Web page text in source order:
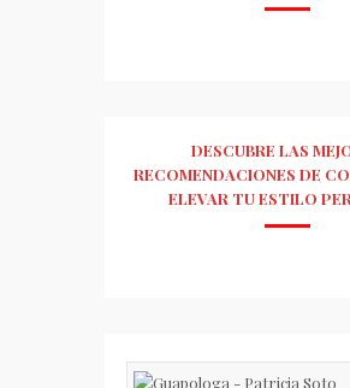
DESCUBRE LAS
RECOMENDACIONES DE
ELEVAR TU ESTILO